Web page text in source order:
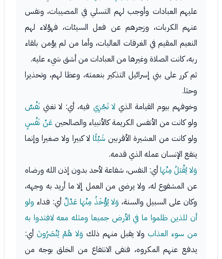
عليهم العبادات وأوجب لهم التسلي في المصيبات، ونفس
عنهم الكربات، وزجرهم عن فعل السيئات، فهؤلاء لهم
النعيم المقيم في الغرفات العاليات، وأما من لم يؤمن بلقاء
ربه، كانت الصلاة وغيرها من العبادات من أشق شيء عليه.
ثم كرر على بني إسرائيل التذكير بنعمته، وعظا لهم، وتحذيرا
وحثا.
وخوفهم بيوم القيامة الذي لا تَجْزِي فيه، أي: لا تغني نَفْسٌ
ولو كانت من الأنفس الكريمة كالأنبياء والصالحينعَنْ نَفْسٍ
ولو كانت من العشيرة الأقربين شَيْئًا لا كبيرا ولا صغيرا وإنما
ينفع الإنسان عمله الذي قدمه.
وَلا يُقْبَلُ مِنْهَاأي: النفس، شفاعة لأحد بدون إذن الله ورضاه
عن المشفوع له، ولا يرضى من العمل إلا ما أريد به وجهه،
وكان على السبيل والسنة، وَلا يُؤْخَذُ مِنْهَا عَدْلٌ أي: فداء ولو
أن للذين ظلموا ما في الأرض جميعا ومثله معه لافتدوا به
من سوء العذاب ولا يقبل منهم ذلك وَلا هُمْ يُنْصَرُونَ أي:
يدفع عنهم المكروه، فنفى الانتفاع من الخلق بوجه من